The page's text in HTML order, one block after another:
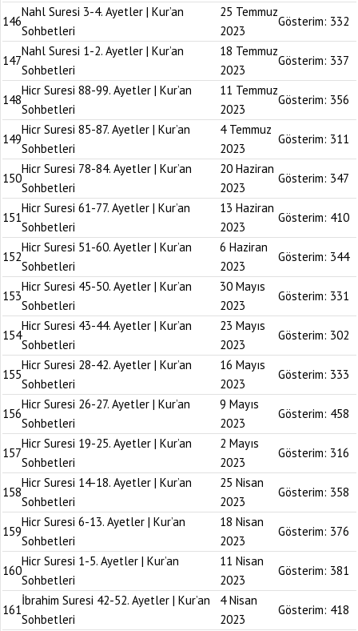
146
Nahl Suresi 3-4. Ayetler | Kur’an
Sohbetleri
25 Temmuz
2023
Gösterim: 332
147
Nahl Suresi 1-2. Ayetler | Kur’an
Sohbetleri
18 Temmuz
2023
Gösterim: 337
148
Hicr Suresi 88-99. Ayetler | Kur’an
Sohbetleri
11 Temmuz
2023
Gösterim: 356
149
Hicr Suresi 85-87. Ayetler | Kur’an
Sohbetleri
4 Temmuz
2023
Gösterim: 311
150
Hicr Suresi 78-84. Ayetler | Kur’an
Sohbetleri
20 Haziran
2023
Gösterim: 347
151
Hicr Suresi 61-77. Ayetler | Kur’an
Sohbetleri
13 Haziran
2023
Gösterim: 410
152
Hicr Suresi 51-60. Ayetler | Kur’an
Sohbetleri
6 Haziran
2023
Gösterim: 344
153
Hicr Suresi 45-50. Ayetler | Kur’an
Sohbetleri
30 Mayıs
2023
Gösterim: 331
154
Hicr Suresi 43-44. Ayetler | Kur’an
Sohbetleri
23 Mayıs
2023
Gösterim: 302
155
Hicr Suresi 28-42. Ayetler | Kur’an
Sohbetleri
16 Mayıs
2023
Gösterim: 333
156
Hicr Suresi 26-27. Ayetler | Kur’an
Sohbetleri
9 Mayıs
2023
Gösterim: 458
157
Hicr Suresi 19-25. Ayetler | Kur’an
Sohbetleri
2 Mayıs
2023
Gösterim: 316
158
Hicr Suresi 14-18. Ayetler | Kur’an
Sohbetleri
25 Nisan
2023
Gösterim: 358
159
Hicr Suresi 6-13. Ayetler | Kur’an
Sohbetleri
18 Nisan
2023
Gösterim: 376
160
Hicr Suresi 1-5. Ayetler | Kur’an
Sohbetleri
11 Nisan
2023
Gösterim: 381
161
İbrahim Suresi 42-52. Ayetler | Kur’an
Sohbetleri
4 Nisan
2023
Gösterim: 418